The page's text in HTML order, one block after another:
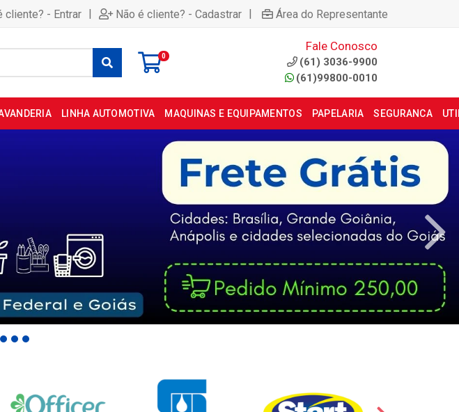
cliente? - Entrar | Não é cliente? - Cadastrar | Área do Representante
0
Fale Conosco
(61) 3036-9900
(61)99800-0010
LINHA AUTOMOTIVA MAQUINAS E EQUIPAMENTOS PAPELARIA SEGURANCA